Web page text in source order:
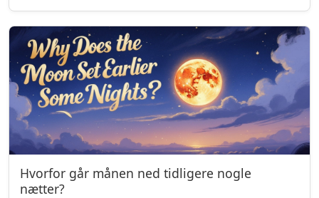
Hvorfor går månen ned tidligere nogle
nætter?